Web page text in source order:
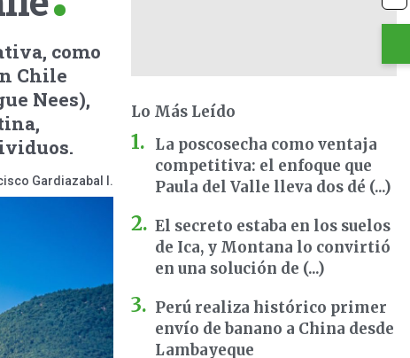
como
Chile
Nees),
Gardiazabal I.
Lo Más Leído
La poscosecha como ventaja
competitiva: el enfoque que
Paula del Valle lleva dos dé (...)
El secreto estaba en los suelos
de Ica, y Montana lo convirtió
en una solución de (...)
Perú realiza histórico primer
envío de banano a China desde
Lambayeque